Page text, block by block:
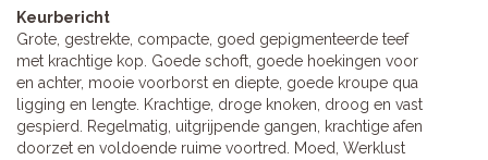
Keurbericht
Grote, gestrekte, compacte, goed gepigmenteerde teef
met krachtige kop. Goede schoft, goede hoekingen voor
en achter, mooie voorborst en diepte, goede kroupe qua
ligging en lengte. Krachtige, droge knoken, droog en vast
gespierd. Regelmatig, uitgrijpende gangen, krachtige afen
doorzet en voldoende ruime voortred. Moed, Werklust